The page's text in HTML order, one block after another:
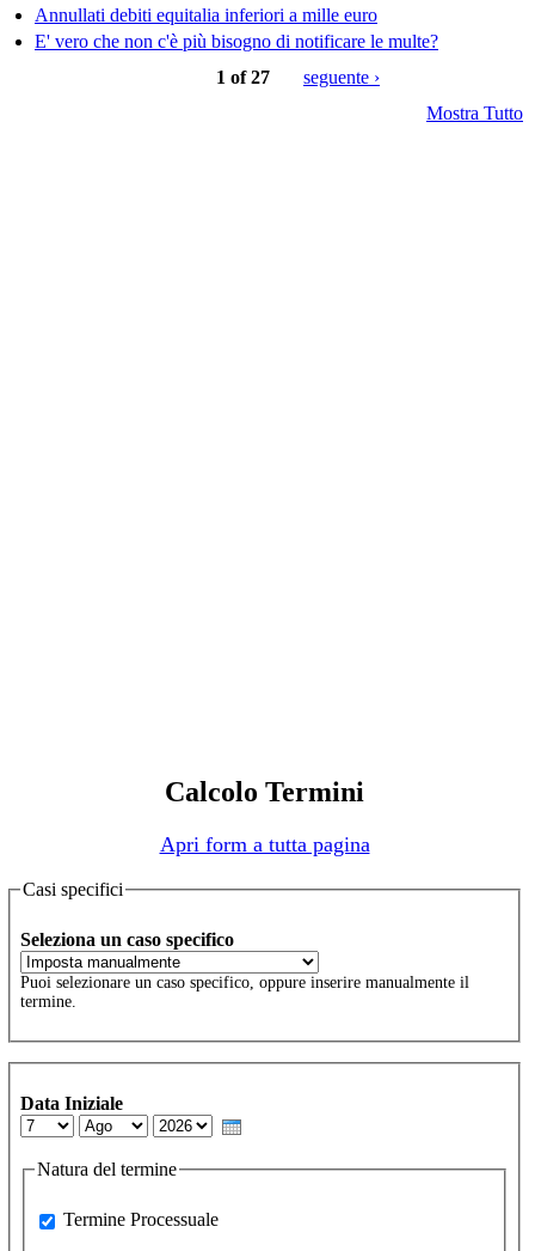
Annullati debiti equitalia inferiori a mille euro
E' vero che non c'è più bisogno di notificare le multe?
1 of 27
seguente ›
Mostra Tutto
Calcolo Termini
Apri form a tutta pagina
Casi specifici
Seleziona un caso specifico
Puoi selezionare un caso specifico, oppure inserire manualmente il
termine.
Data Iniziale
Day
Month Year
Natura del termine
Processuale
Termine Processuale